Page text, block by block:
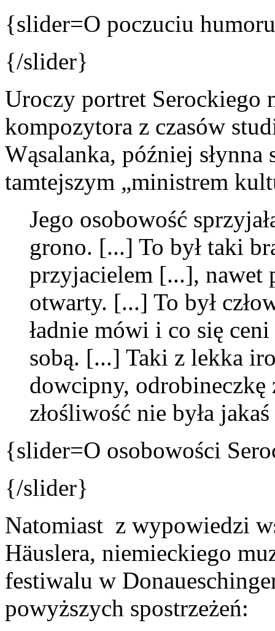
{slider=O poczuciu
{/slider}
Uroczy portret Serockiego
kompozytora z czasów
Wąsalanka, później
tamtejszym „ministrem
Jego osobowość
grono. [...] To był taki
przyjacielem [...], nawet
otwarty. [...] To był
ładnie mówi i co się
sobą. [...] Taki z lekka
dowcipny,
złośliwość nie była
{slider=O osobowości
{/slider}
Natomiast z wypowiedzi
Häuslera, niemieckiego
festiwalu w
powyższych spostrzeżeń: